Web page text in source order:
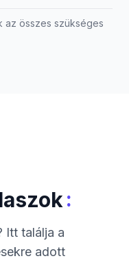
az összes szükséges
:
Itt találja a
adott